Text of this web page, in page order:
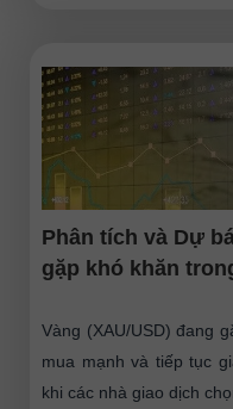
Phân tích và Dự
gặp khó khăn
Vàng (XAU/USD) đang
mua mạnh và tiếp tục
khi các nhà giao dịch